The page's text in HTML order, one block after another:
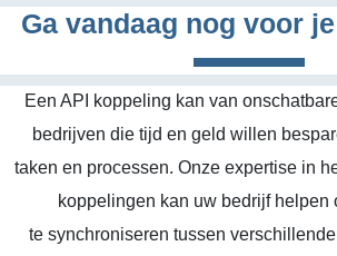
Ga vandaag nog voor
Een API koppeling kan van
bedrijven die tijd en geld willen
taken en processen. Onze expertise in
koppelingen kan uw bedrijf helpen
te synchroniseren tussen